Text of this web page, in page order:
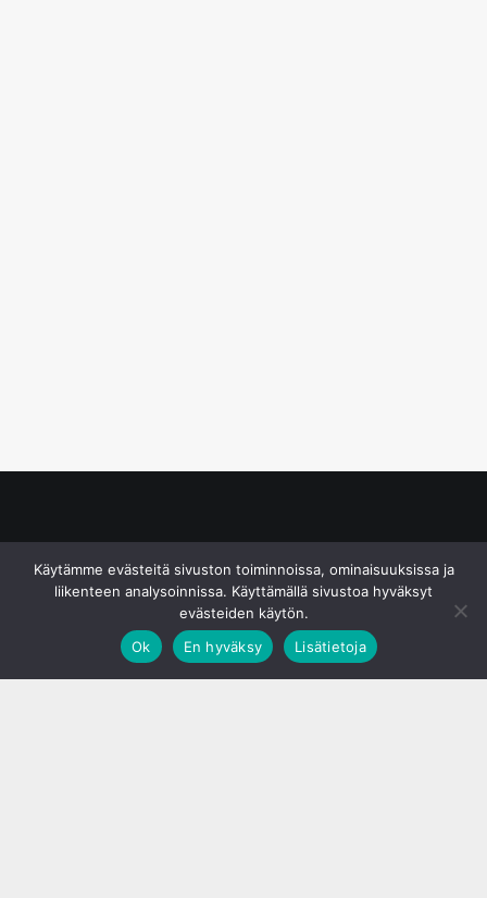
Käytämme evästeitä sivuston toiminnoissa, ominaisuuksissa ja
liikenteen analysoinnissa. Käyttämällä sivustoa hyväksyt
evästeiden käytön.
Ok
En hyväksy Lisätietoja